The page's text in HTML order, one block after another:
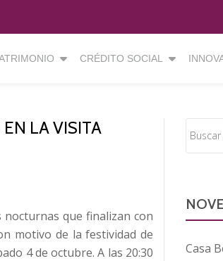
CRÉDITO SOCIAL
LA VISITA
nocturnas que finalizan con
motivo de la festividad de
4 de octubre. A las 20:30
Casa